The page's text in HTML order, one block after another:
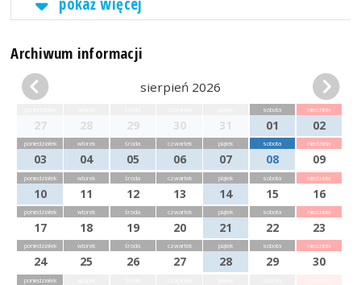
Archiwum informacji
sierpień 2026
27 28 29 30 31
sobota
01
niedziela
02
poniedziałek
03
wtorek
04
środa
05
czwartek
06
piątek
07
sobota
08
niedziela
09
poniedziałek
10
wtorek
11
środa
12
czwartek
13
piątek
14
sobota
15
niedziela
16
poniedziałek
17
wtorek
18
środa
19
czwartek
20
piątek
21
sobota
22
niedziela
23
poniedziałek
24
wtorek
25
środa
26
czwartek
27
piątek
28
sobota
29
niedziela
30
poniedziałek